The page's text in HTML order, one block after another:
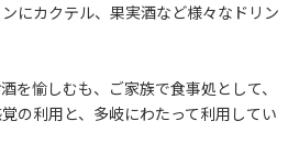
にカクテル、果実酒など様々なドリン
を愉しむも、ご家族で食事処として、
の利用と、多岐にわたって利用してい